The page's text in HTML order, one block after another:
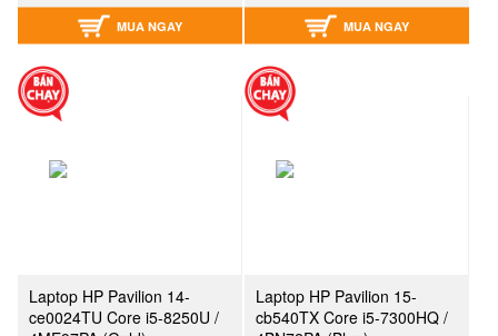
MUA NGAY MUA NGAY
Laptop HP Pavilion 14-
ce0024TU Core i5-8250U /
Laptop HP Pavilion 15-
cb540TX Core i5-7300HQ /